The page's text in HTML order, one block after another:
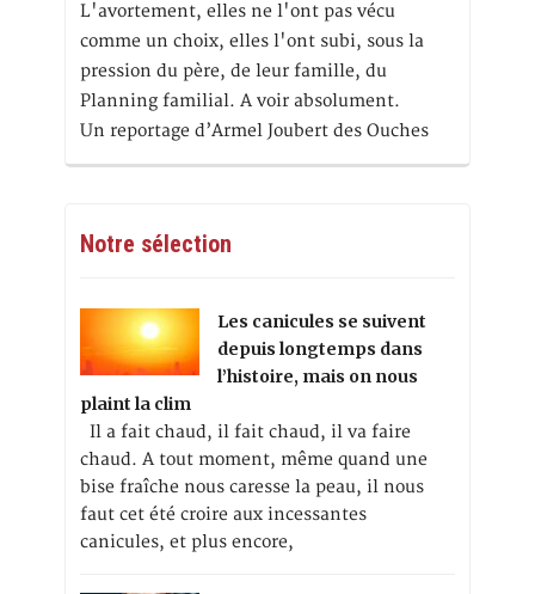
L'avortement, elles ne l'ont pas vécu
comme un choix, elles l'ont subi, sous la
pression du père, de leur famille, du
Planning familial. A voir absolument.
Un reportage d’Armel Joubert des Ouches
Notre sélection
Les canicules se suivent
depuis longtemps dans
l’histoire, mais on nous
plaint la clim
Il a fait chaud, il fait chaud, il va faire
chaud. A tout moment, même quand une
bise fraîche nous caresse la peau, il nous
faut cet été croire aux incessantes
canicules, et plus encore,